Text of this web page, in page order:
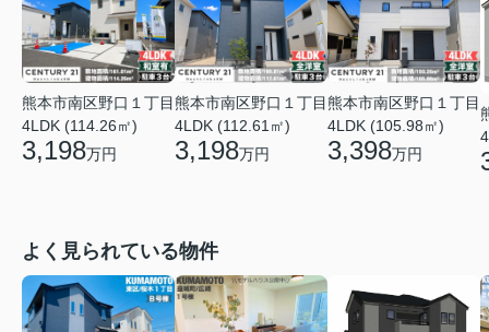
熊本市南区野口１丁目
4LDK (114.26㎡)
3,198万円
熊本市南区野口１丁目
4LDK (112.61㎡)
3,198万円
熊本市南区野口１丁目
4LDK (105.98㎡)
3,398万円
よく見られている物件